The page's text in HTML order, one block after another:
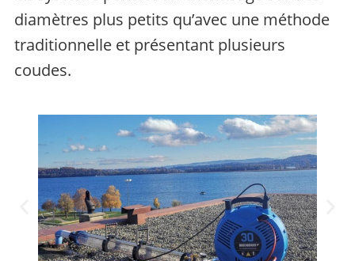
diamètres plus petits qu’avec une méthode
traditionnelle et présentant plusieurs
coudes.